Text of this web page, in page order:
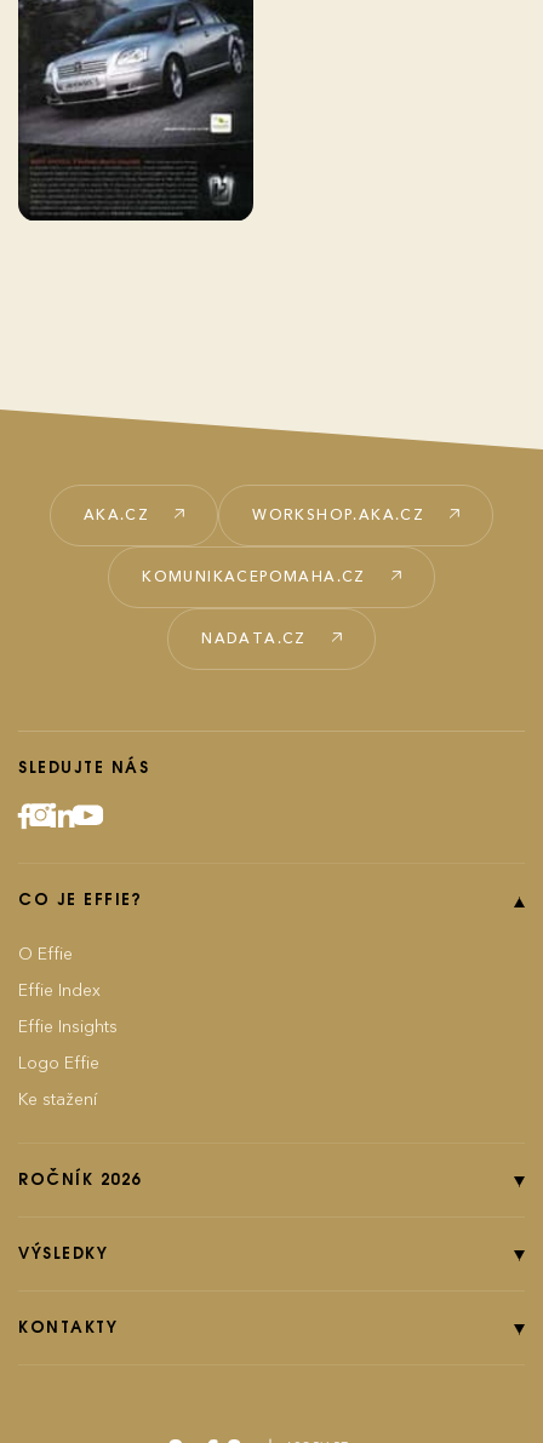
AKA.CZ WORKSHOP.AKA.CZ
KOMUNIKACEPOMAHA.CZ
NADATA.CZ
SLEDUJTE NÁS
CO JE EFFIE?
O Effie
Effie Index
Effie Insights
Logo Effie
Ke stažení
ROČNÍK 2026
Pravidla soutěže
Poplatky
VÝSLEDKY
Ročník 2024
KONTAKTY